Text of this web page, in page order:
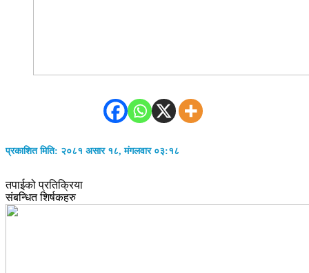
प्रकाशित मिति: २०८१ असार १८, मंगलवार ०३:१८
तपाईको प्रतिक्रिया
संबन्धित शिर्षकहरु